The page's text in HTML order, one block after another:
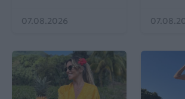
07.08.2026